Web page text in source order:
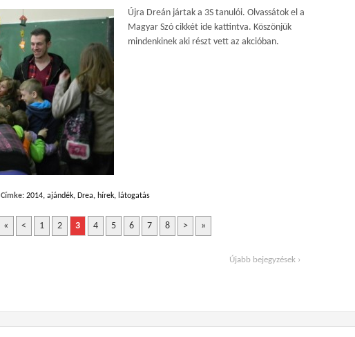
Újra Dreán jártak a 3S tanulói. Olvassátok el a
Magyar Szó cikkét ide kattintva. Köszönjük
mindenkinek aki részt vett az akcióban.
Címke: 2014, ajándék, Drea, hírek, látogatás
« < 1 2 3 4 5 6 7 8 > »
Újabb bejegyzések ›